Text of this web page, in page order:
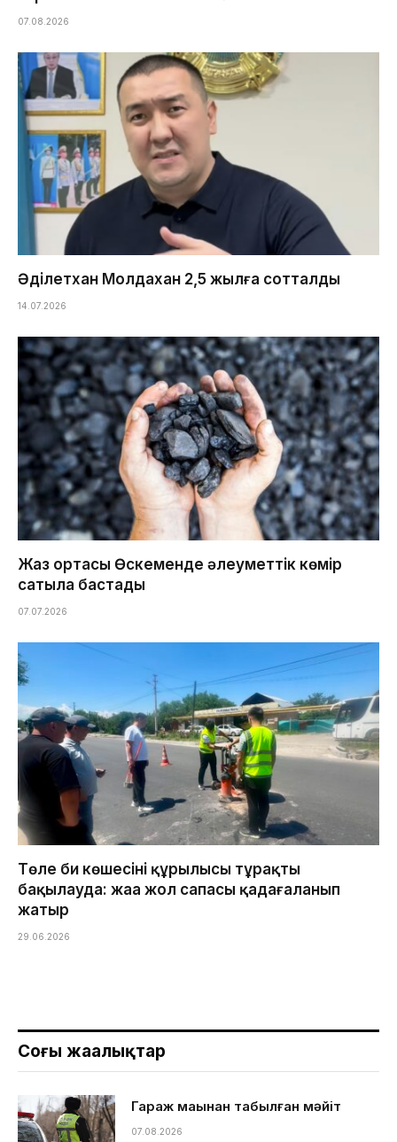
07.08.2026
Әділетхан Молдахан 2,5 жылға сотталды
14.07.2026
Жаз ортасы Өскеменде әлеуметтік көмір
сатыла бастады
07.07.2026
Төле би көшесінің құрылысы тұрақты
бақылауда: жаңа жол сапасы қадағаланып
жатыр
29.06.2026
Соңғы жаңалықтар
Гараж маңынан табылған мәйіт
07.08.2026